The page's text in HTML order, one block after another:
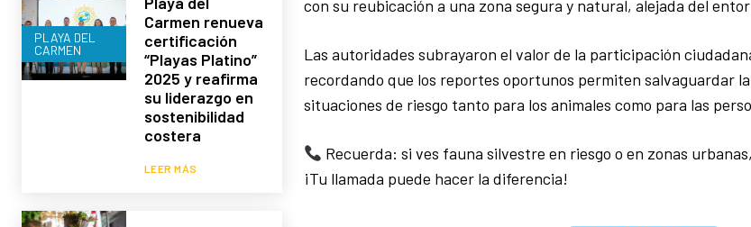
PLAYA DEL
CARMEN
Carmen renueva
certificación
“Playas Platino”
2025 y reafirma
su liderazgo en
sostenibilidad
costera
LEER MÁS
con su reubicación a una zona segura y natural, alejada del
Las autoridades subrayaron el valor de la participación
recordando que los reportes oportunos permiten salvaguardar
situaciones de riesgo tanto para los animales como para las
Recuerda: si ves fauna silvestre en riesgo o en zonas
¡Tu llamada puede hacer la diferencia!